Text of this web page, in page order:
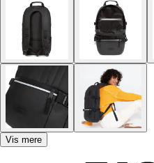
Vis mere